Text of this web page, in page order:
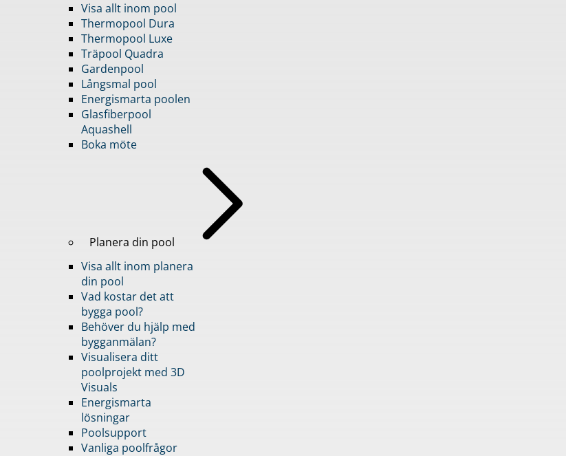
Visa allt inom pool
Thermopool Dura
Thermopool Luxe
Träpool Quadra
Gardenpool
Långsmal pool
Energismarta poolen
Glasfiberpool
Aquashell
Boka möte
Planera din pool
Visa allt inom planera
din pool
Vad kostar det att
bygga pool?
Behöver du hjälp med
bygganmälan?
Visualisera ditt
poolprojekt med 3D
Visuals
Energismarta
lösningar
Poolsupport
Vanliga poolfrågor